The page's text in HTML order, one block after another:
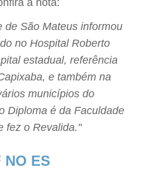
a nota:
de São Mateus informou
no Hospital Roberto
estadual, referência
e também na
municípios do
Diploma é da Faculdade
fez o Revalida."
NO ES